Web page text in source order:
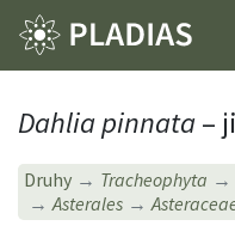
Dahlia pinnata–
Druhy Tracheophyta
Asterales